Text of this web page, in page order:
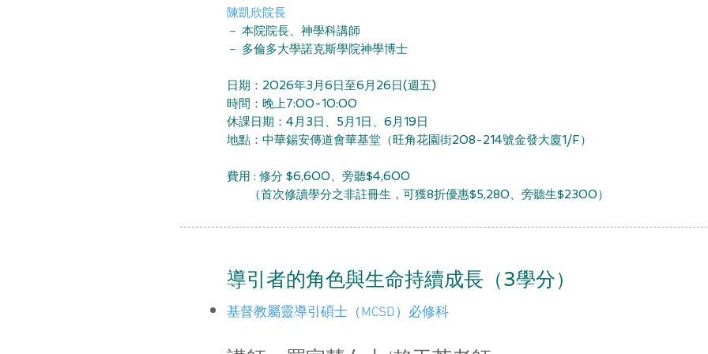
陳凱欣院長
－ 本院院長、神學科講師
－ 多倫多大學諾克斯學院神學博士
日期：2026年3月6日至6月26日(週五)
時間：晚上7:00-10:00
休課日期：4月3日、5月1日、6月19日
地點：中華錫安傳道會華基堂（旺角花園街208-214號金發大廈1/F）
費用 : 修分 $6,600、旁聽$4,600
（首次修讀學分之非註冊生，可獲8折優惠$5,280、旁聽生$2300）
導引者的角色與生命持續成長（3學分）
基督教屬靈導引碩士（MCSD）必修科